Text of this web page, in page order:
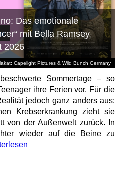
Capelight Pictures & Wild Bunch Germany
Das emotionale
mit Bella Ramsey
2026
Sommertage – so
ihre Ferien vor. Für die
jedoch ganz anders aus:
Krebserkrankung zieht sie
von der Außenwelt zurück. In
wieder auf die Beine zu